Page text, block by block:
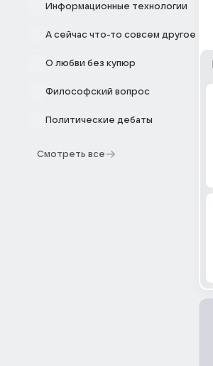
Информационные технологии
А сейчас что-то совсем другое
О любви без купюр
Философский вопрос
Политические дебаты
Смотреть все